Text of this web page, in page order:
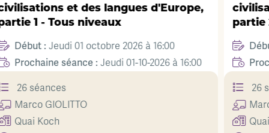
d'Europe,
16:00
à 16:00
civilisations et des langues
partie 2 - Tous niveaux
Début :Jeudi 01 octobre 2026 à 17:30
Prochaine séance :Jeudi 01-10-2026 à